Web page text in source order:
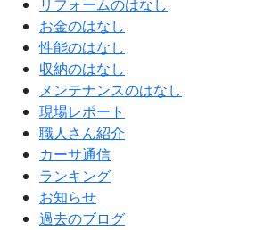
リフォームのはなし
お金のはなし
性能のはなし
収納のはなし
メンテナンスのはなし
現場レポート
職人さん紹介
カーサ通信
ランキング
お知らせ
過去のブログ